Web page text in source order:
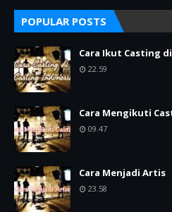
POPULAR POSTS
Cara Ikut Casting
22.59
Cara Mengikuti
09.47
Cara Menjadi Artis
23.58